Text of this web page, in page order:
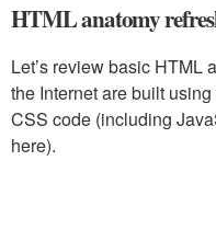
HTML anatomy
Let’s review basic HTML
the Internet are built
CSS code (including
here).